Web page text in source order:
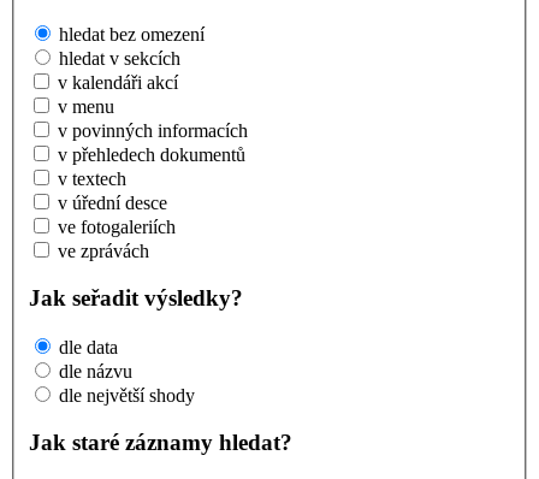
hledat bez omezení
hledat v sekcích
v kalendáři akcí
v menu
v povinných informacích
v přehledech dokumentů
v textech
v úřední desce
ve fotogaleriích
ve zprávách
Jak seřadit výsledky?
dle data
dle názvu
dle největší shody
Jak staré záznamy hledat?